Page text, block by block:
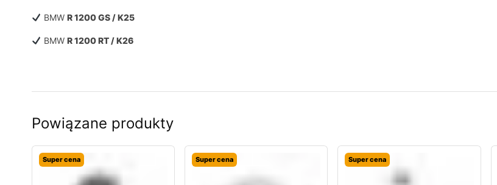
BMW R 1200 GS / K25
BMW R 1200 RT / K26
Powiązane produkty
Super cena Super cena Super cena